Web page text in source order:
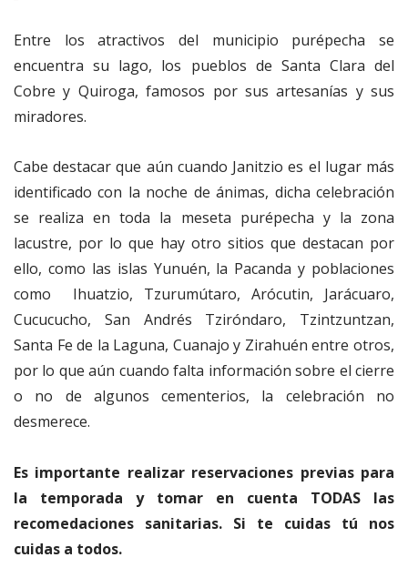
Entre los atractivos del municipio purépecha se
encuentra su lago, los pueblos de Santa Clara del
Cobre y Quiroga, famosos por sus artesanías y sus
miradores.
Cabe destacar que aún cuando Janitzio es el lugar más
identificado con la noche de ánimas, dicha celebración
se realiza en toda la meseta purépecha y la zona
lacustre, por lo que hay otro sitios que destacan por
ello, como las islas Yunuén, la Pacanda y poblaciones
como Ihuatzio, Tzurumútaro, Arócutin, Jarácuaro,
Cucucucho, San Andrés Tziróndaro, Tzintzuntzan,
Santa Fe de la Laguna, Cuanajo y Zirahuén entre otros,
por lo que aún cuando falta información sobre el cierre
o no de algunos cementerios, la celebración no
desmerece.
Es importante realizar reservaciones previas para
la temporada y tomar en cuenta TODAS las
recomedaciones sanitarias. Si te cuidas tú nos
cuidas a todos.